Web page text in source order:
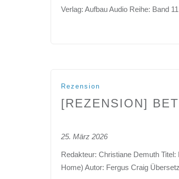
Verlag: Aufbau Audio Reihe: Band
Rezension
[REZENSION]
25. März 2026
Redakteur: Christiane Demuth
Home) Autor: Fergus Craig